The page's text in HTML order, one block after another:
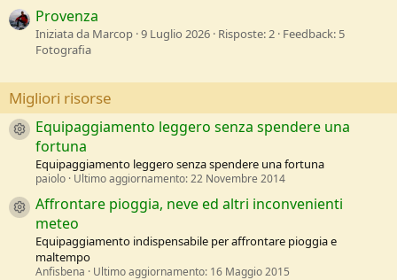
Provenza
Iniziata da Marcop 9 Luglio 2026 Risposte: 2 Feedback: 5
Fotografia
Migliori risorse
Resource icon
Equipaggiamento leggero senza spendere una
fortuna
Equipaggiamento leggero senza spendere una fortuna
paiolo Ultimo aggiornamento:22 Novembre 2014
Resource icon
Affrontare pioggia, neve ed altri inconvenienti
meteo
Equipaggiamento indispensabile per affrontare pioggia e
maltempo
Anfisbena Ultimo aggiornamento: 16 Maggio 2015